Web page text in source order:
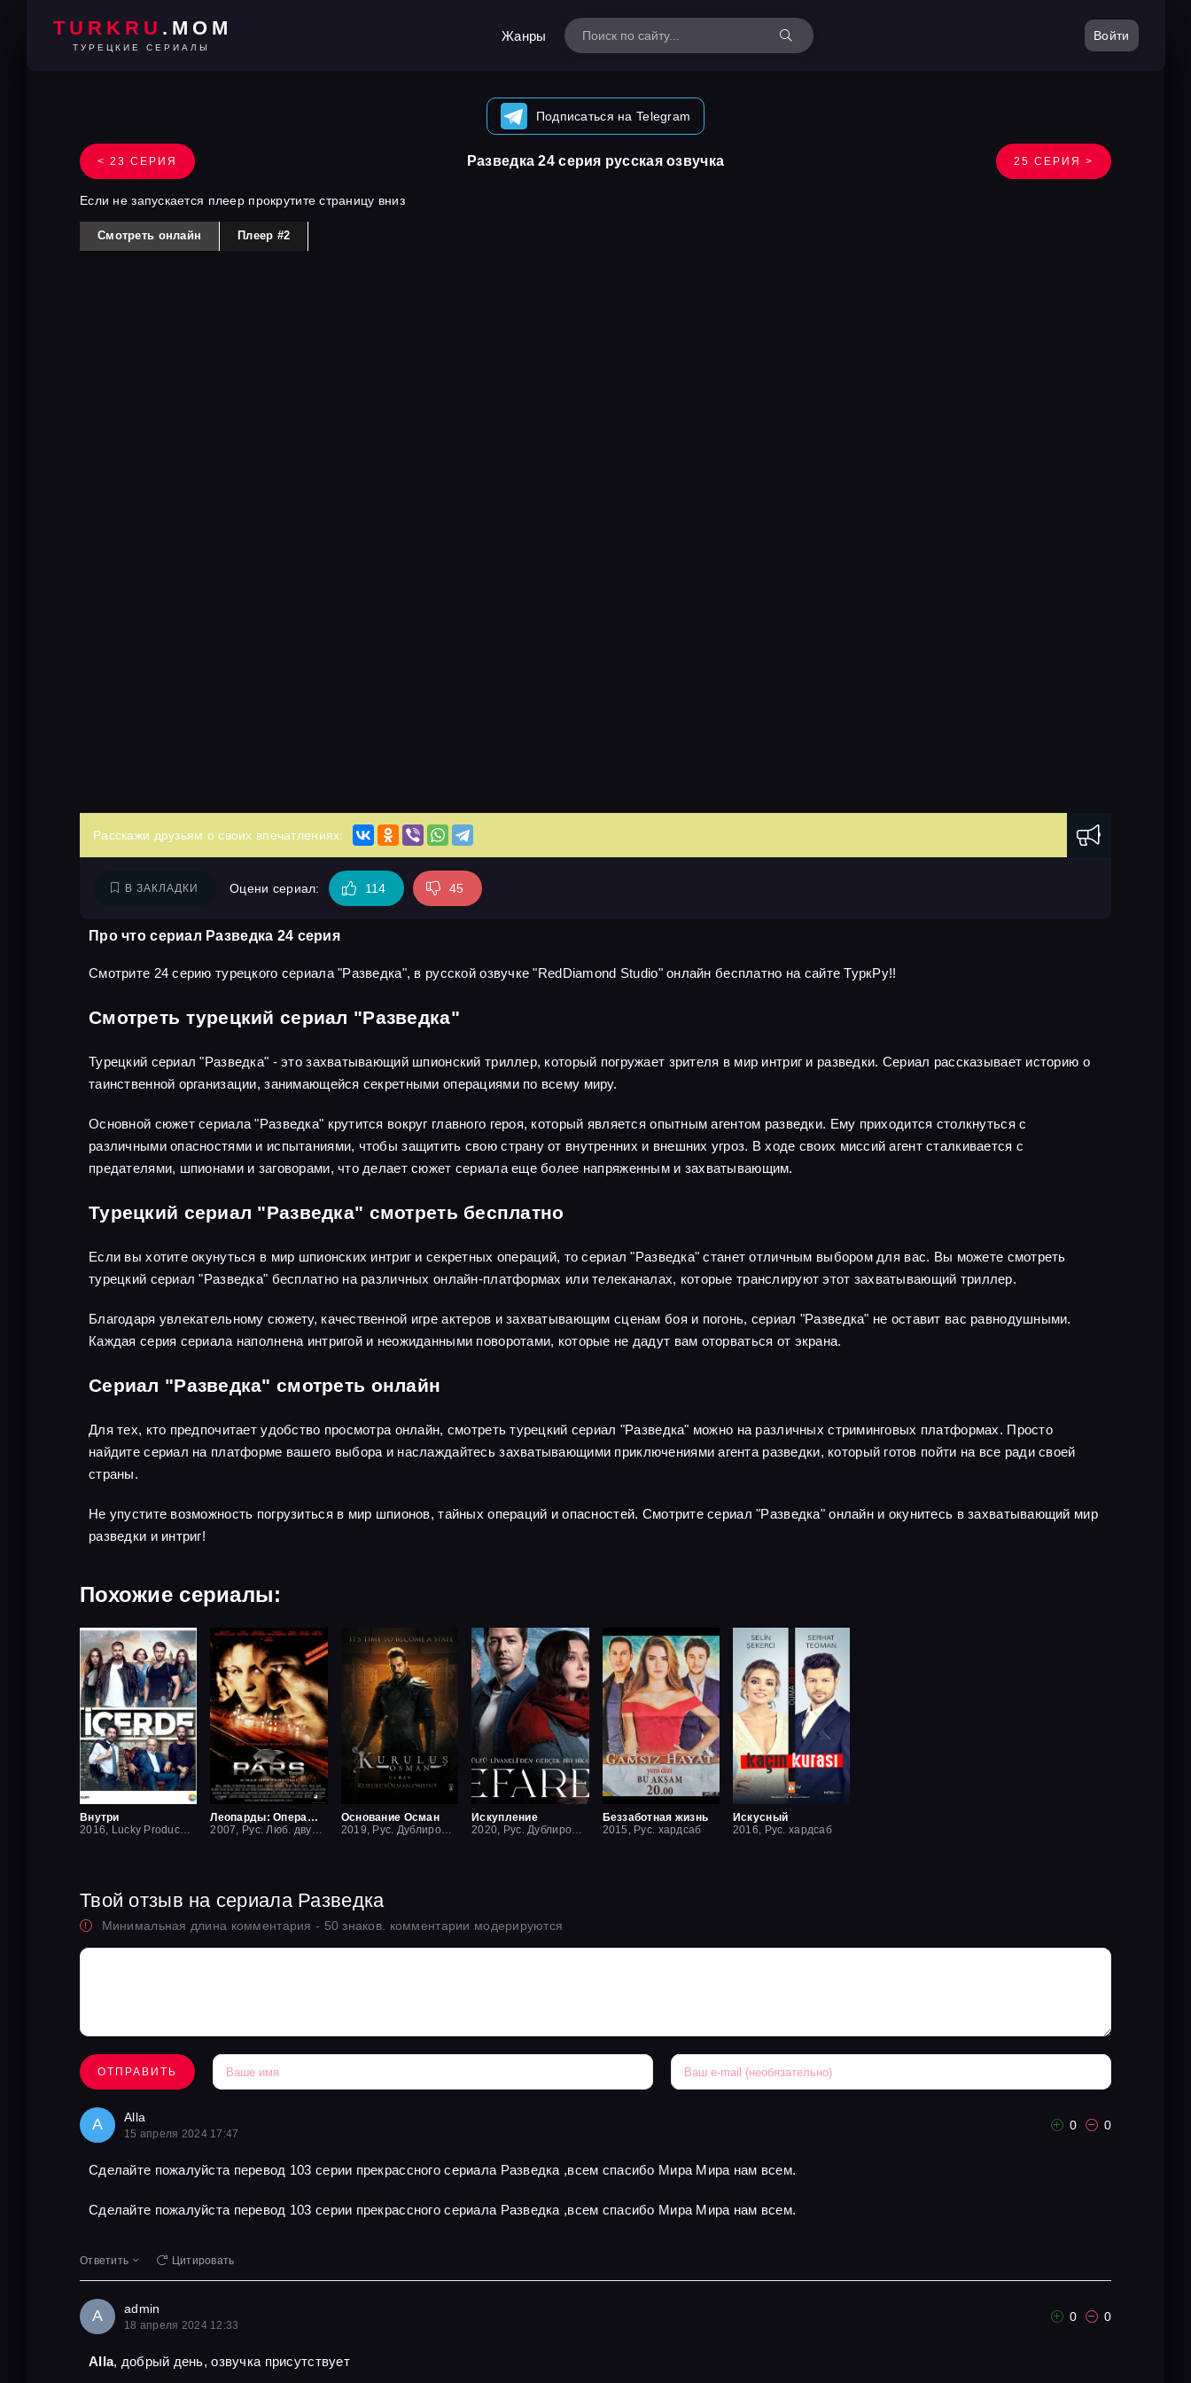
TURKRU .MOM
ТУРЕЦКИЕ СЕРИАЛЫ
Жанры Войти
Подписаться на Telegram
< 23 СЕРИЯ Разведка 24 серия русская озвучка 25 СЕРИЯ >
Если не запускается плеер прокрутите страницу вниз
Смотреть онлайн Плеер #2
Расскажи друзьям о своих впечатлениях:
В ЗАКЛАДКИ Оцени сериал: 114 45
Про что сериал Разведка 24 серия
Смотрите 24 серию турецкого сериала "Разведка", в русской озвучке "RedDiamond Studio" онлайн бесплатно на сайте ТуркРу!!
Смотреть турецкий сериал "Разведка"
Турецкий сериал "Разведка" - это захватывающий шпионский триллер, который погружает зрителя в мир интриг и разведки. Сериал рассказывает историю о
таинственной организации, занимающейся секретными операциями по всему миру.
Основной сюжет сериала "Разведка" крутится вокруг главного героя, который является опытным агентом разведки. Ему приходится столкнуться с
различными опасностями и испытаниями, чтобы защитить свою страну от внутренних и внешних угроз. В ходе своих миссий агент сталкивается с
предателями, шпионами и заговорами, что делает сюжет сериала еще более напряженным и захватывающим.
Турецкий сериал "Разведка" смотреть бесплатно
Если вы хотите окунуться в мир шпионских интриг и секретных операций, то сериал "Разведка" станет отличным выбором для вас. Вы можете смотреть
турецкий сериал "Разведка" бесплатно на различных онлайн-платформах или телеканалах, которые транслируют этот захватывающий триллер.
Благодаря увлекательному сюжету, качественной игре актеров и захватывающим сценам боя и погонь, сериал "Разведка" не оставит вас равнодушными.
Каждая серия сериала наполнена интригой и неожиданными поворотами, которые не дадут вам оторваться от экрана.
Сериал "Разведка" смотреть онлайн
Для тех, кто предпочитает удобство просмотра онлайн, смотреть турецкий сериал "Разведка" можно на различных стриминговых платформах. Просто
найдите сериал на платформе вашего выбора и наслаждайтесь захватывающими приключениями агента разведки, который готов пойти на все ради своей
страны.
Не упустите возможность погрузиться в мир шпионов, тайных операций и опасностей. Смотрите сериал "Разведка" онлайн и окунитесь в захватывающий мир
разведки и интриг!
Похожие сериалы:
Внутри
Леопарды: Операция вишня
Основание Осман
Искупление
Беззаботная жизнь
2015, Рус. хардсаб
Искусный
2016, Рус. хардсаб
Твой отзыв на сериала Разведка
Минимальная длина комментария - 50 знаков. комментарии модерируются
ОТПРАВИТЬ
A Alla
15 апреля 2024 17:47
0 0
Сделайте пожалуйста перевод 103 серии прекрассного сериала Разведка ,всем спасибо Мира Мира нам всем.
Сделайте пожалуйста перевод 103 серии прекрассного сериала Разведка ,всем спасибо Мира Мира нам всем.
Ответить Цитировать
A admin
18 апреля 2024 12:33
0 0
Alla, добрый день, озвучка присутствует